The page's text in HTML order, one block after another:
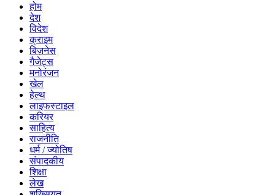
होम
देश
विदेश
क्राइम
बिज़नेस
गैजेट्स
मनोरंजन
खेल
हेल्थ
लाइफस्टाइल
करियर
साहित्य
राजनीति
धर्म / ज्योतिष
संपादकीय
शिक्षा
लेख